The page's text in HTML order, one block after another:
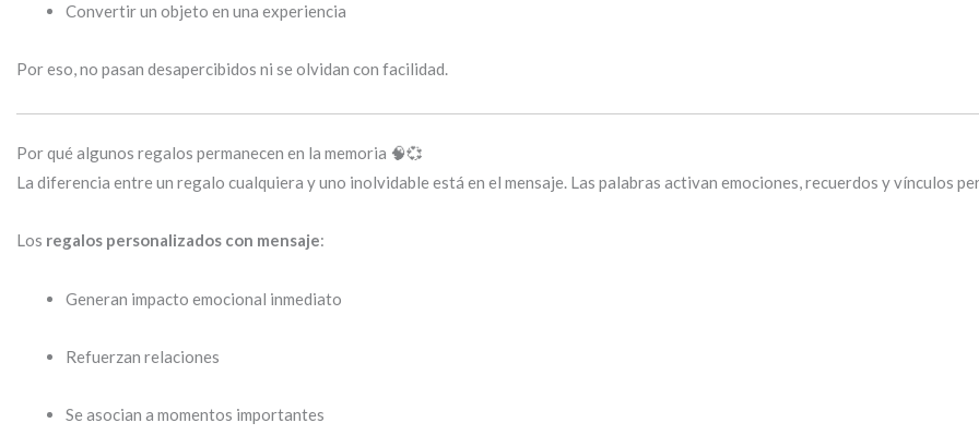
Convertir un objeto en una experiencia
Por eso, no pasan desapercibidos ni se olvidan con facilidad.
Por qué algunos regalos permanecen en la memoria 🧠💞
La diferencia entre un regalo cualquiera y uno inolvidable está en el mensaje. Las palabras activan emociones, recuerdos y vínculos
Los regalos personalizados con mensaje:
Generan impacto emocional inmediato
Refuerzan relaciones
Se asocian a momentos importantes